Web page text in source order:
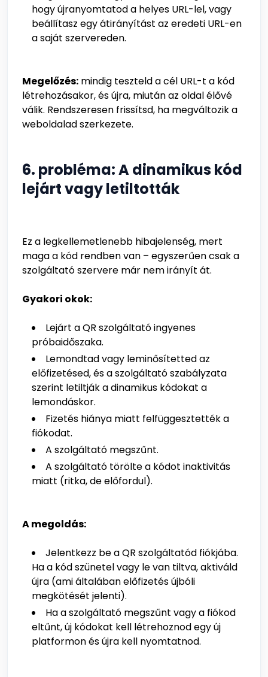
hogy újranyomtatod a helyes URL-lel, vagy
beállítasz egy átirányítást az eredeti URL-en
a saját szervereden.
Megelőzés: mindig teszteld a cél URL-t a kód
létrehozásakor, és újra, miután az oldal élővé
válik. Rendszeresen frissítsd, ha megváltozik a
weboldalad szerkezete.
6. probléma: A dinamikus kód
lejárt vagy letiltották
Ez a legkellemetlenebb hibajelenség, mert
maga a kód rendben van – egyszerűen csak a
szolgáltató szervere már nem irányít át.
Gyakori okok:
Lejárt a QR szolgáltató ingyenes
próbaidőszaka.
Lemondtad vagy leminősítetted az
előfizetésed, és a szolgáltató szabályzata
szerint letiltják a dinamikus kódokat a
lemondáskor.
Fizetés hiánya miatt felfüggesztették a
fiókodat.
A szolgáltató megszűnt.
A szolgáltató törölte a kódot inaktivitás
miatt (ritka, de előfordul).
A megoldás:
Jelentkezz be a QR szolgáltatód fiókjába.
Ha a kód szünetel vagy le van tiltva, aktiváld
újra (ami általában előfizetés újbóli
megkötését jelenti).
Ha a szolgáltató megszűnt vagy a fiókod
eltűnt, új kódokat kell létrehoznod egy új
platformon és újra kell nyomtatnod.